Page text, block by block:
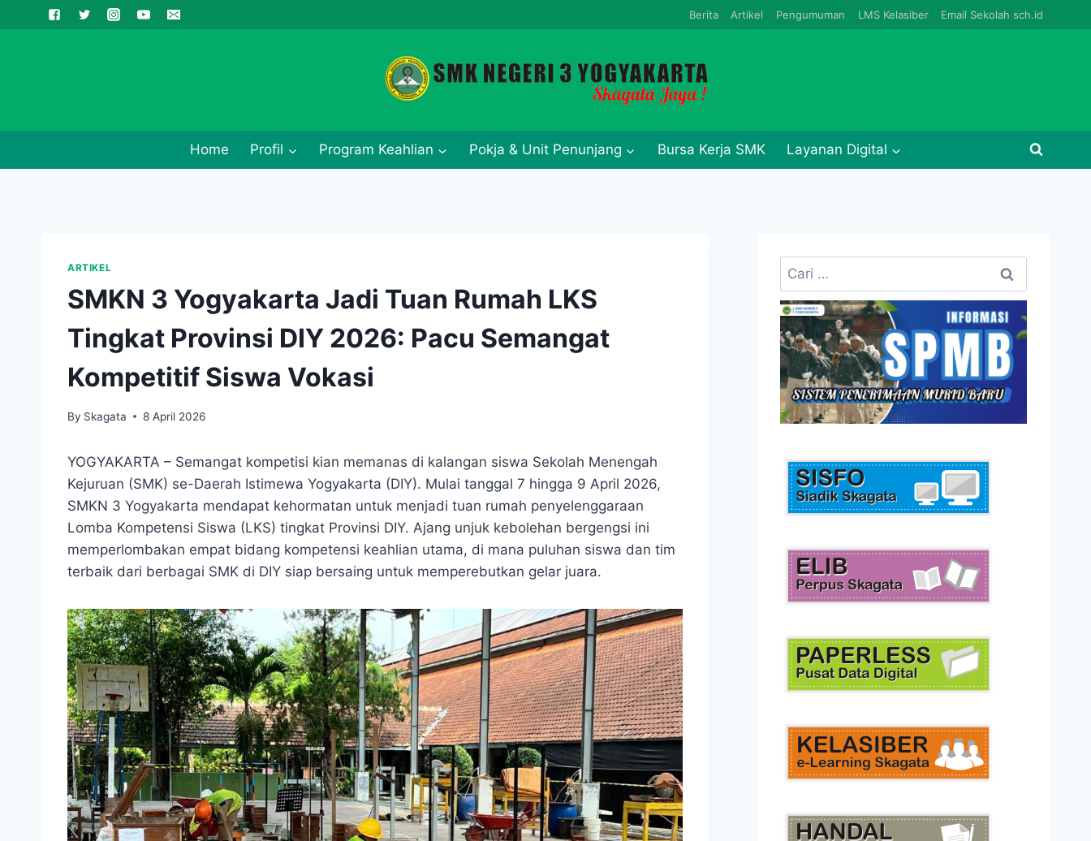
to
Berita Artikel Pengumuman LMS Kelasiber Email Sekolah sch.id
Home Profil Program Keahlian Pokja & Unit Penunjang Bursa Kerja SMK Layanan Digital
ARTIKEL
SMKN 3 Yogyakarta Jadi Tuan Rumah LKS
Tingkat Provinsi DIY 2026: Pacu Semangat
Kompetitif Siswa Vokasi
By Skagata 8 April 2026
YOGYAKARTA – Semangat kompetisi kian memanas di kalangan siswa Sekolah Menengah
Kejuruan (SMK) se-Daerah Istimewa Yogyakarta (DIY). Mulai tanggal 7 hingga 9 April 2026,
SMKN 3 Yogyakarta mendapat kehormatan untuk menjadi tuan rumah penyelenggaraan
Lomba Kompetensi Siswa (LKS) tingkat Provinsi DIY. Ajang unjuk kebolehan bergengsi ini
memperlombakan empat bidang kompetensi keahlian utama, di mana puluhan siswa dan tim
terbaik dari berbagai SMK di DIY siap bersaing untuk memperebutkan gelar juara.
Cari
untuk: